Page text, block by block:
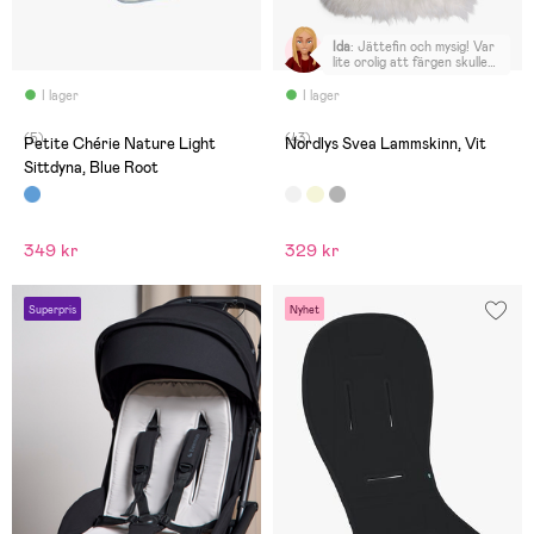
I lager
(5)
Petite Chérie Nature Light
Sittdyna, Blue Root
349 kr
I lager
Ida: Jättefin och mysig! Var
lite orolig att färgen skulle
den är verkligen vit, vilket
(43)
Nordlys Svea Lammskinn, Vit
329 kr
Superpris Nyhet